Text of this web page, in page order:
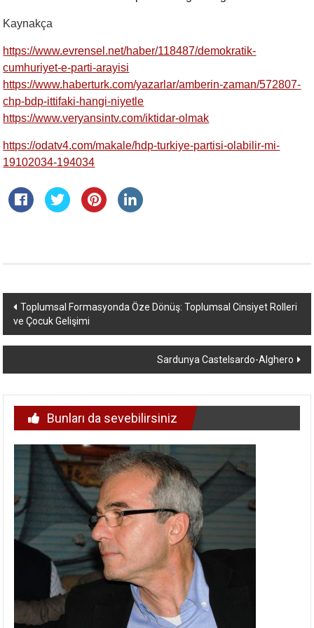
Kaynakça
https://www.evrensel.net/haber/118487/demokratik-
cumhuriyet-e-parti-arayisi
https://www.haberturk.com/yazarlar/amberin-zaman/572807-
chp-bdp-ittifaki-hangi-niyetle
https://www.veryansintv.com/iktidar-olmak
https://odatv4.com/makale/hdp-turkiye-partisi-olabilir-mi-
19102034-194034
Yazı
dolaşımı
Toplumsal Formasyonda Öze Dönüş: Toplumsal Cinsiyet Rolleri
ve Çocuk Gelişimi
Sardunya Castelsardo-Alghero
Bunları da sevebilirsiniz